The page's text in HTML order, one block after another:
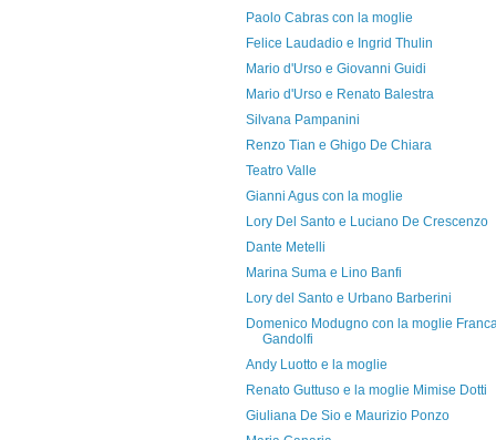
Paolo Cabras con la moglie
Felice Laudadio e Ingrid Thulin
Mario d'Urso e Giovanni Guidi
Mario d'Urso e Renato Balestra
Silvana Pampanini
Renzo Tian e Ghigo De Chiara
Teatro Valle
Gianni Agus con la moglie
Lory Del Santo e Luciano De Crescenzo
Dante Metelli
Marina Suma e Lino Banfi
Lory del Santo e Urbano Barberini
Domenico Modugno con la moglie
Gandolfi
Andy Luotto e la moglie
Renato Guttuso e la moglie Mimise Dotti
Giuliana De Sio e Maurizio Ponzo